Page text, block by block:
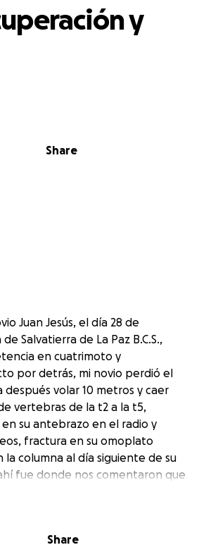
Share
y
Juan Jesús, el día 28 de
Salvatierra de La Paz B.C.S.,
en cuatrimoto y
por detrás, mi novio perdió el
volar 10 metros y caer
vertebras de la t2 a la t5,
su antebrazo en el radio y
fractura en su omoplato
columna al día siguiente de su
fue donde nos comentaron que
y sensibilidad, dos semanas
muy grave en su mano
Share